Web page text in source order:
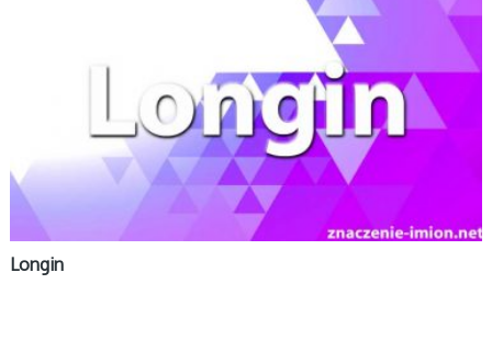
Longin